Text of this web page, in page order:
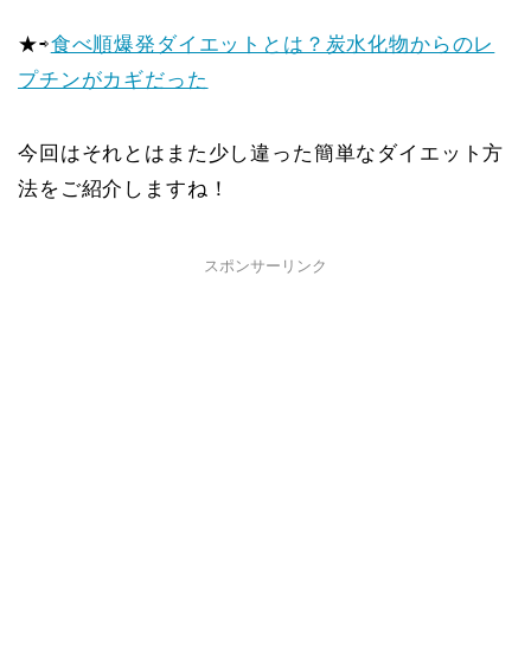
★⇨食べ順爆発ダイエットとは？炭水化物からのレ
プチンがカギだった
今回はそれとはまた少し違った簡単なダイエット方
法をご紹介しますね！
スポンサーリンク